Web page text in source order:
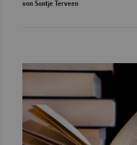
von Sontje Terveen